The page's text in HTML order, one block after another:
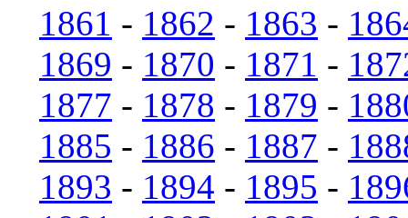
1861 - 1862 - 1863 -
1869 - 1870 - 1871 -
1877 - 1878 - 1879 -
1885 - 1886 - 1887 -
1893 - 1894 - 1895 -